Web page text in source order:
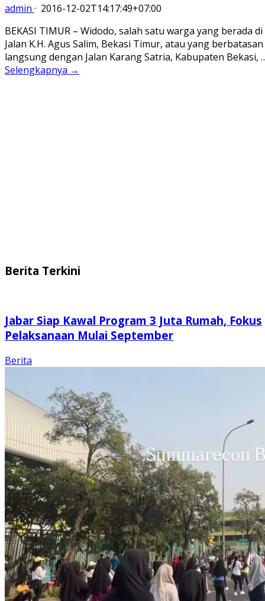
admin · 2016-12-02T14:17:49+07:00
BEKASI TIMUR – Widodo, salah satu warga yang berada di
Jalan K.H. Agus Salim, Bekasi Timur, atau yang berbatasan
langsung dengan Jalan Karang Satria, Kabupaten Bekasi,
Selengkapnya →
Berita Terkini
Jabar Siap Kawal Program 3 Juta Rumah, Fokus
Pelaksanaan Mulai September
Berita